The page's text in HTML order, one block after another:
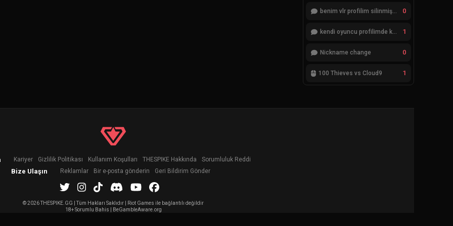
benim vlr profilim silinmiş yok gözükmüyor 0
kendi oyuncu profilimde ki bilgileri düzenlemek istiyorum 1
Nickname change 0
100 Thieves vs Cloud9 1
Kariyer Gizlilik Politikası Kullanım Koşulları THESPIKE Hakkında Sorumluluk Reddi
Bize Ulaşın Reklamlar Bir e-posta gönderin Geri Bildirim Gönder
©2026 THESPIKE.GG | Tüm Hakları Saklıdır | Riot Games ile bağlantılı değildir
18+ Sorumlu Bahis | BeGambleAware.org